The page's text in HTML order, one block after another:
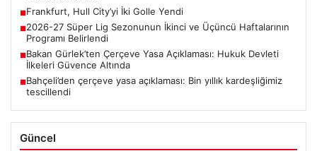
■Frankfurt, Hull City’yi İki Golle Yendi
■2026-27 Süper Lig Sezonunun İkinci ve Üçüncü Haftalarının
Programı Belirlendi
■Bakan Gürlek’ten Çerçeve Yasa Açıklaması: Hukuk Devleti
İlkeleri Güvence Altında
■Bahçeli’den çerçeve yasa açıklaması: Bin yıllık kardeşliğimiz
tescillendi
Güncel